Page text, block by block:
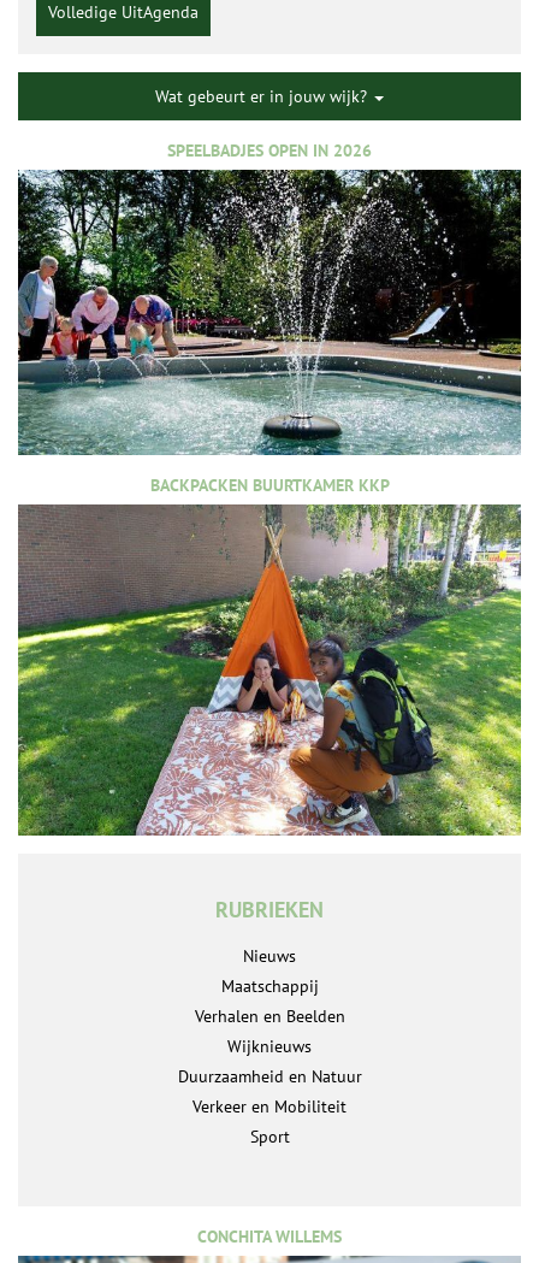
Volledige UitAgenda
Wat gebeurt er in jouw wijk?
SPEELBADJES OPEN IN 2026
BACKPACKEN BUURTKAMER KKP
RUBRIEKEN
Nieuws
Maatschappij
Verhalen en Beelden
Wijknieuws
Duurzaamheid en Natuur
Verkeer en Mobiliteit
Sport
CONCHITA WILLEMS